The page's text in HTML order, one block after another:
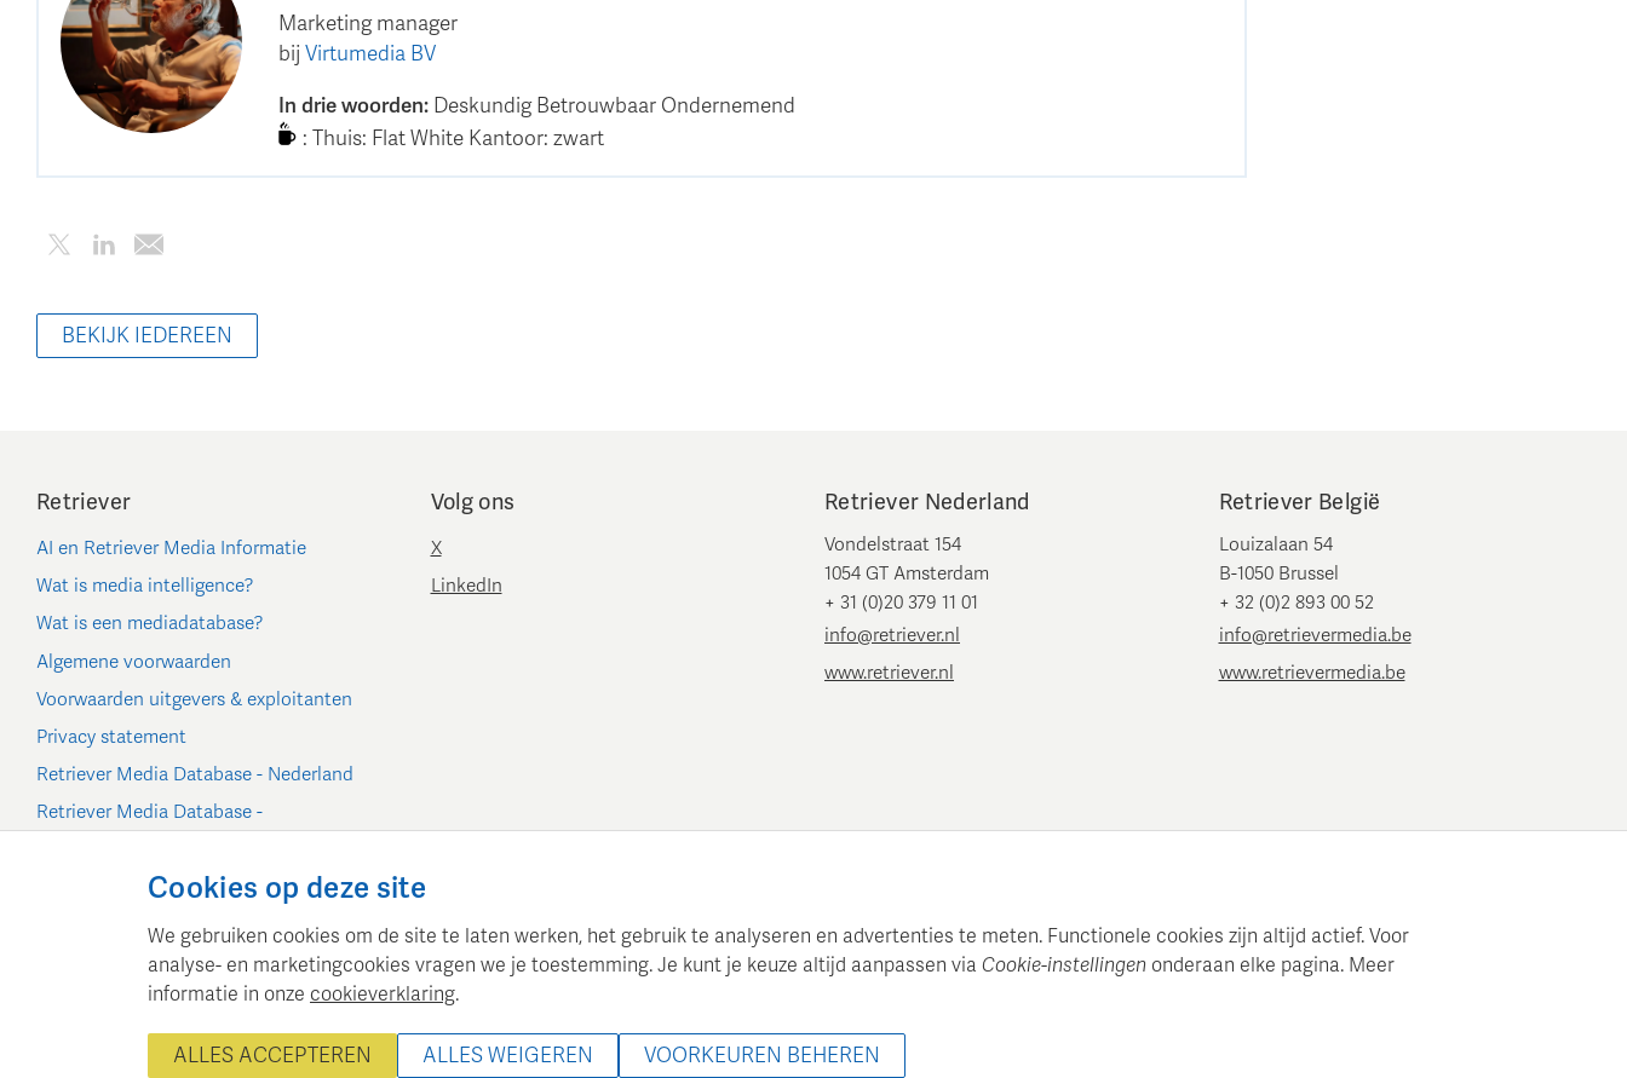
Marketing manager
bij Virtumedia BV
In drie woorden: Deskundig Betrouwbaar Ondernemend
: Thuis: Flat White Kantoor: zwart
BEKIJK IEDEREEN
Retriever
AI en Retriever Media Informatie
Wat is media intelligence?
Wat is een mediadatabase?
Algemene voorwaarden
Voorwaarden uitgevers & exploitanten
Privacy statement
Retriever Media Database - Nederland
Retriever Media Database -
Cookie-instellingen
Volg ons
X
LinkedIn
Retriever Nederland
Vondelstraat 154
1054 GT Amsterdam
+ 31 (0)20 379 11 01
info@retriever.nl
www.retriever.nl
Retriever België
Louizalaan 54
B-1050 Brussel
+ 32 (0)2 893 00 52
info@retrievermedia.be
www.retrievermedia.be
© 2000 - 2026 Retriever Media Informatie B.V. - Alle rechten voorbehouden
Cookies op deze site
We gebruiken cookies om de site te laten werken, het gebruik te analyseren en advertenties te meten. Functionele cookies zijn altijd actief. Voor
analyse- en marketingcookies vragen we je toestemming. Je kunt je keuze altijd aanpassen via Cookie-instellingen onderaan elke pagina. Meer
informatie in onze cookieverklaring.
ALLES ACCEPTEREN ALLES WEIGEREN VOORKEUREN BEHEREN